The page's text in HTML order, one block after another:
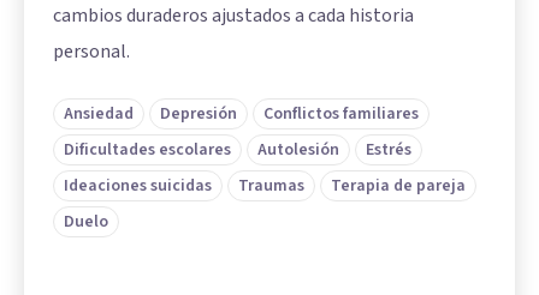
cambios duraderos ajustados a cada historia
personal.
Ansiedad Depresión
Conflictos familiares
Dificultades escolares
Autolesión
Estrés
Ideaciones suicidas
Traumas
Terapia de pareja
Duelo